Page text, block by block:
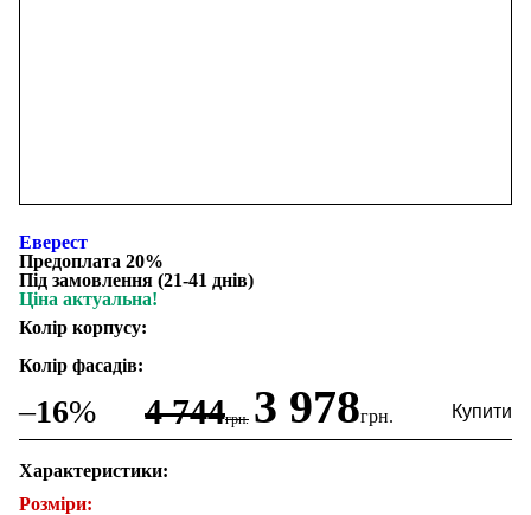
Еверест
Предоплата 20%
Під замовлення (21-41 днів)
Ціна актуальна!
Колір корпусу:
Колір фасадів:
–16% 4 744грн. 3 978грн.
Характеристики:
Розміри: